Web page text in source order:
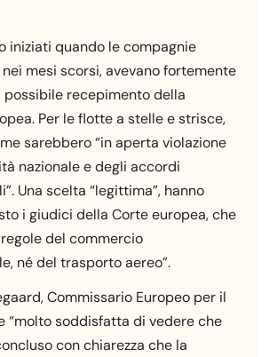
iniziati quando le compagnie
mesi scorsi, avevano fortemente
recepimento della
Per le flotte a stelle e strisce,
sarebbero “in aperta violazione
nazionale e degli accordi
Una scelta “legittima”, hanno
i giudici della Corte europea, che
del commercio
né del trasporto aereo”.
Commissario Europeo per il
“molto soddisfatta di vedere che
con chiarezza che la